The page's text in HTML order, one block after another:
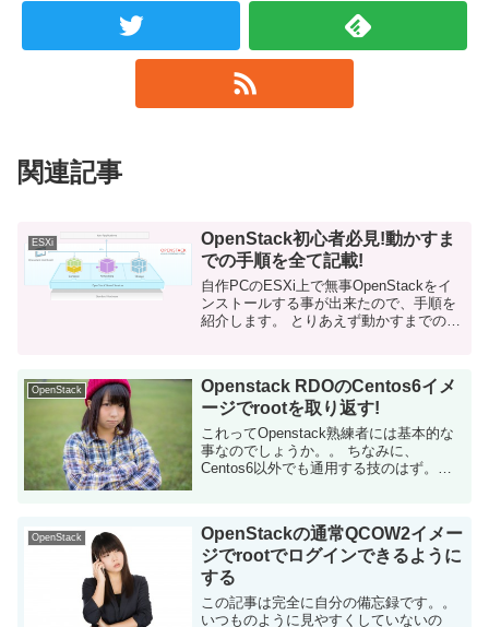
関連記事
ESXi
OpenStack初心者必見!動かすま
での手順を全て記載!
自作PCのESXi上で無事OpenStackをイ
ンストールする事が出来たので、手順を
紹介します。 とりあえず動かすまでの手
OpenStack
Openstack RDOのCentos6イメ
ージでrootを取り返す!
これってOpenstack熟練者には基本的な
事なのでしょうか。。 ちなみに、
Centos6以外でも通用する技のはず。
OpenStack
OpenStackの通常QCOW2イメー
ジでrootでログインできるように
する
この記事は完全に自分の備忘録です。。
いつものように見やすくしていないの